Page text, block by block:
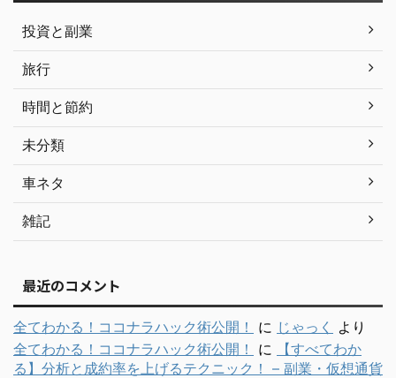
投資と副業
旅行
時間と節約
未分類
車ネタ
雑記
最近のコメント
全てわかる！ココナラハック術公開！ に じゃっく
より
全てわかる！ココナラハック術公開！
に
【すべてわか
る】分析と成約率を上げるテクニック！ – 副業・仮想通貨